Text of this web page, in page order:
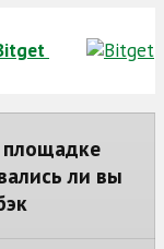
площадке
ли вы